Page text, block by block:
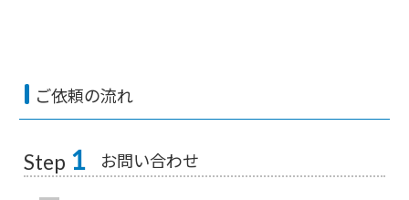
ご依頼の流れ
Step 1 お問い合わせ